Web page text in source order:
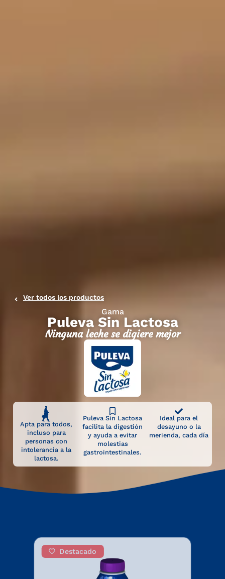
Ver todos los productos
Gama
Puleva Sin Lactosa
Ninguna leche se digiere mejor
Apta para todos,
incluso para
personas con
intolerancia a la
lactosa.
Puleva Sin Lactosa
facilita la digestión
y ayuda a evitar
molestias
gastrointestinales.
Ideal para el
desayuno o la
merienda, cada día
Destacado